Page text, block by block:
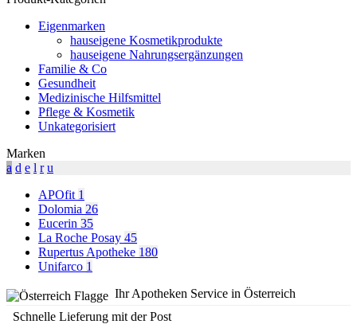
Eigenmarken
hauseigene Kosmetikprodukte
hauseigene Nahrungsergänzungen
Familie & Co
Gesundheit
Medizinische Hilfsmittel
Pflege & Kosmetik
Unkategorisiert
Marken
a d e l r u
APOfit 1
Dolomia 26
Eucerin 35
La Roche Posay 45
Rupertus Apotheke 180
Unifarco 1
Ihr Apotheken Service in Österreich
Schnelle Lieferung mit der Post